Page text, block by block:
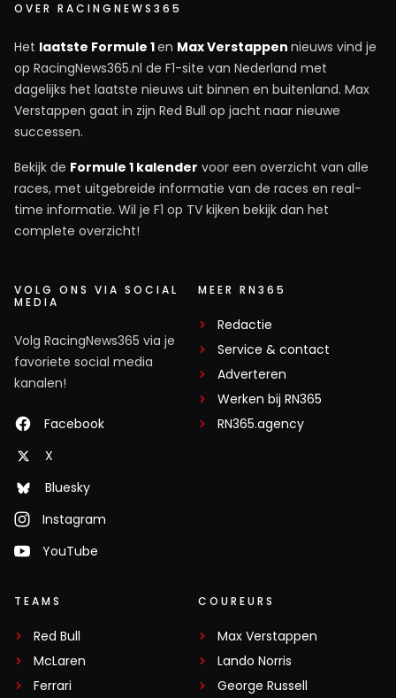
OVER RACINGNEWS365
Het laatste Formule 1en Max Verstappen nieuws vind je
op RacingNews365.nl de F1-site van Nederland met
dagelijks het laatste nieuws uit binnen en buitenland. Max
Verstappen gaat in zijn Red Bull op jacht naar nieuwe
successen.
Bekijk de Formule 1 kalender voor een overzicht van alle
races, met uitgebreide informatie van de races en real-
time informatie. Wil je F1 op TV kijken bekijk dan het
complete overzicht!
VOLG ONS VIA SOCIAL
MEDIA
Volg RacingNews365 via je
favoriete social media
kanalen!
Facebook
X
Bluesky
Instagram
YouTube
MEER RN365
Redactie
Service & contact
Adverteren
Werken bij RN365
RN365.agency
TEAMS
Red Bull
McLaren
Ferrari
COUREURS
Max Verstappen
Lando Norris
George Russell